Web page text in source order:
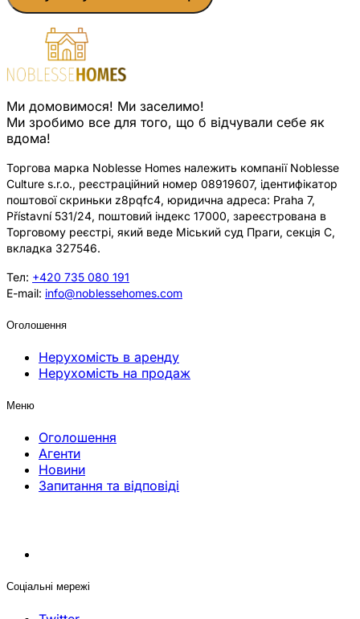
Ми домовимося! Ми заселимо!
Ми зробимо все для того, що б відчували себе як
вдома!
Торгова марка Noblesse Homes належить компанії Noblesse
Culture s.r.o., реєстраційний номер 08919607, ідентифікатор
поштової скриньки z8pqfc4, юридична адреса: Praha 7,
Přístavní 531/24, поштовий індекс 17000, зареєстрована в
Торговому реєстрі, який веде Міський суд Праги, секція C,
вкладка 327546.
Тел: +420 735 080 191
E-mail: info@noblessehomes.com
Оголошення
Нерухомість в аренду
Нерухомість на продаж
Меню
Оголошення
Агенти
Новини
Запитання та відповіді
Соціальні мережі